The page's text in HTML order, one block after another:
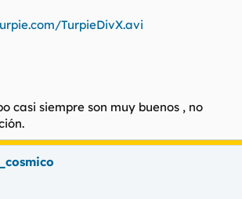
TurpieDivX.avi
casi siempre son muy buenos , no